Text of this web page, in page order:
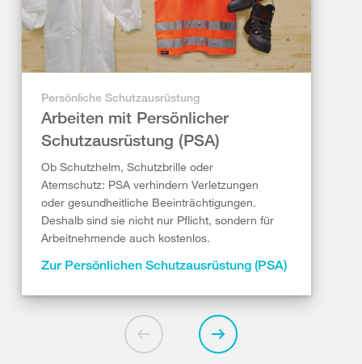
Persönliche Schutzausrüstung
Arbeiten mit Persönlicher
Schutzausrüstung (PSA)
Ob Schutzhelm, Schutzbrille oder
Atemschutz: PSA verhindern Verletzungen
oder gesundheitliche Beeinträchtigungen.
Deshalb sind sie nicht nur Pflicht, sondern für
Arbeitnehmende auch kostenlos.
Zur Persönlichen Schutzausrüstung (PSA)